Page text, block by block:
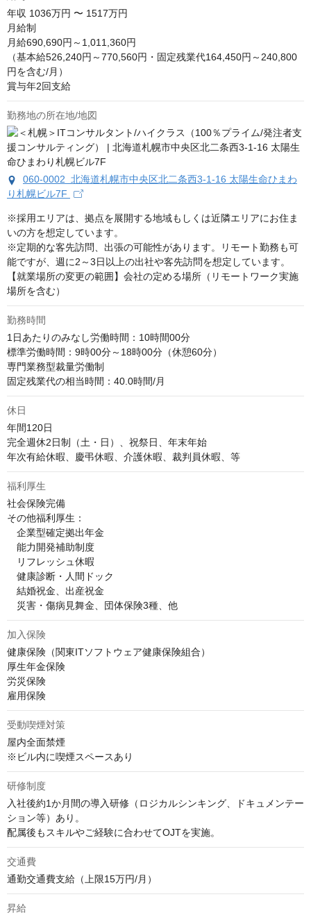
年収 1036万円 〜 1517万円
月給制
月給690,690円～1,011,360円
（基本給526,240円～770,560円・固定残業代164,450円～240,800
円を含む/月）
賞与年2回支給
勤務地の所在地/地図
060-0002 北海道札幌市中央区北二条西3-1-16 太陽生命ひまわ
り札幌ビル7F
※採用エリアは、拠点を展開する地域もしくは近隣エリアにお住ま
いの方を想定しています。
※定期的な客先訪問、出張の可能性があります。リモート勤務も可
能ですが、週に2～3日以上の出社や客先訪問を想定しています。
【就業場所の変更の範囲】会社の定める場所（リモートワーク実施
場所を含む）
勤務時間
1日あたりのみなし労働時間：10時間00分
標準労働時間：9時00分～18時00分（休憩60分）
専門業務型裁量労働制
固定残業代の相当時間：40.0時間/月
休日
年間120日
完全週休2日制（土・日）、祝祭日、年末年始
年次有給休暇、慶弔休暇、介護休暇、裁判員休暇、等
福利厚生
社会保険完備
その他福利厚生：
企業型確定拠出年金
能力開発補助制度
リフレッシュ休暇
健康診断・人間ドック
結婚祝金、出産祝金
災害・傷病見舞金、団体保険3種、他
加入保険
健康保険（関東ITソフトウェア健康保険組合）
厚生年金保険
労災保険
雇用保険
受動喫煙対策
屋内全面禁煙
※ビル内に喫煙スペースあり
研修制度
入社後約1か月間の導入研修（ロジカルシンキング、ドキュメンテー
ション等）あり。
配属後もスキルやご経験に合わせてOJTを実施。
交通費
通勤交通費支給（上限15万円/月）
昇給